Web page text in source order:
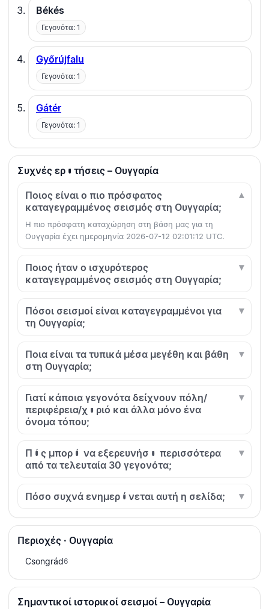
Békés
Γεγονότα: 1
Győrújfalu
Γεγονότα: 1
Gátér
Γεγονότα: 1
Συχνές ερωτήσεις – Ουγγαρία
Ποιος είναι ο πιο πρόσφατος
καταγεγραμμένος σεισμός στη Ουγγαρία;
Η πιο πρόσφατη καταχώρηση στη βάση μας για τη
Ουγγαρία έχει ημερομηνία 2026-07-12 02:01:12 UTC.
Ποιος ήταν ο ισχυρότερος
καταγεγραμμένος σεισμός στη Ουγγαρία;
Πόσοι σεισμοί είναι καταγεγραμμένοι για
τη Ουγγαρία;
Ποια είναι τα τυπικά μέσα μεγέθη και βάθη
στη Ουγγαρία;
Γιατί κάποια γεγονότα δείχνουν πόλη/
περιφέρεια/χωριό και άλλα μόνο ένα
όνομα τόπου;
Πώς μπορώ να εξερευνήσω περισσότερα
από τα τελευταία 30 γεγονότα;
Πόσο συχνά ενημερώνεται αυτή η σελίδα;
Περιοχές · Ουγγαρία
Csongrád6
Σημαντικοί ιστορικοί σεισμοί – Ουγγαρία